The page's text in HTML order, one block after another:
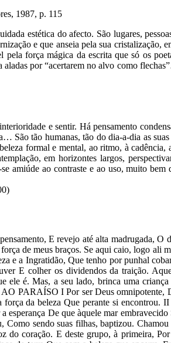
1987, p. 115
estética do afecto. São lugares,
e que anseia pela sua
força mágica da escrita que só os
aladas por “acertarem no alvo como
e sentir. Há pensamento
São tão humanas, tão do dia-a-dia as
formal e mental, ao ritmo, à
em horizontes largos,
amiúde ao contraste e ao uso, muito
E revejo até alta madrugada, O
de meus braços. Se aqui caio, logo
e a Ingratidão, Que tenho por punhal
E colher os dividendos da traição.
ele é. Mas, a seu lado, brinca uma
PARAÍSO I Por ser Deus
da beleza Que perante si encontrou.
De que àquele mar
sendo suas filhas, baptizou.
coração. E deste grupo, à primeira,